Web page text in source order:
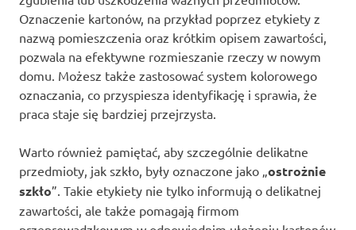
Oznaczenie kartonów, na przykład poprzez etykiety z
nazwą pomieszczenia oraz krótkim opisem zawartości,
pozwala na efektywne rozmieszanie rzeczy w nowym
domu. Możesz także zastosować system kolorowego
oznaczania, co przyspiesza identyfikację i sprawia, że
praca staje się bardziej przejrzysta.
Warto również pamiętać, aby szczególnie delikatne
przedmioty, jak szkło, były oznaczone jako „ ostrożnie
szkło”. Takie etykiety nie tylko informują o delikatnej
zawartości, ale także pomagają firmom